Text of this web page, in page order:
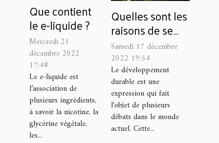
Que contient
le e-liquide ?
Mercredi 21
décembre 2022
17:48
Le e-liquide est
l’association de
plusieurs ingrédients,
à savoir la nicotine, la
glycérine végétale,
les...
Quelles sont les
raisons de se
former aux
métiers de
l’environnement
et du
développement
durable ?
Samedi 17 décembre
2022 19:54
Le développement
durable est une
expression qui fait
l'objet de plusieurs
débats dans le monde
actuel. Cette...